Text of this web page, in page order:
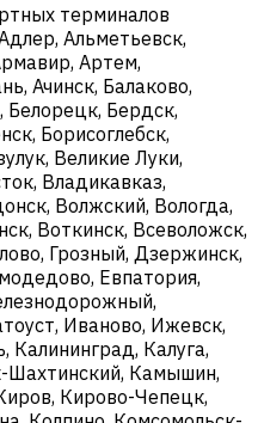
терминалов
Альметьевск,
Артем,
Ачинск, Балаково,
Белорецк, Бердск,
Борисоглебск,
Великие Луки,
Владикавказ,
Волжский, Вологда,
Воткинск, Всеволожск,
Грозный, Дзержинск,
Евпатория,
Иваново, Ижевск,
Калининград, Калуга,
Шахтинский, Камышин,
Кирово-Чепецк,